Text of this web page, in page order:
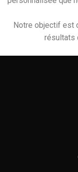
Notre objectif est
résultats